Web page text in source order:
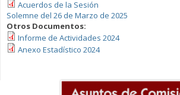
Acuerdos de la Sesión
Solemne del 26 de Marzo de 2025
Otros Documentos:
Informe de Actividades 2024
Anexo Estadístico 2024